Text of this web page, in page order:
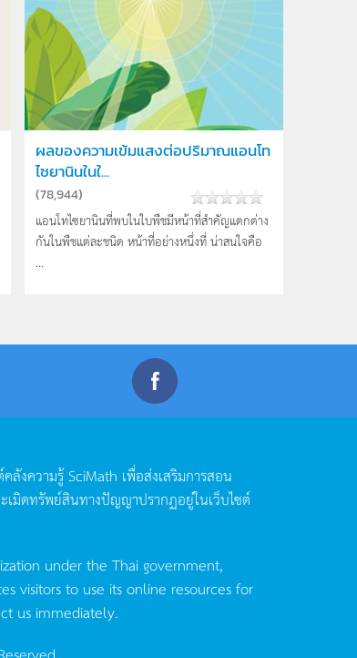
ผลของความเข้มแสงต่อปริมาณแอนโท
ไซยานินในใ...
(78,944)
แอนโทไซยานินที่พบในใบพืชมีหน้าที่สำคัญแตกต่าง
กันในพืชแต่ละชนิด หน้าที่อย่างหนึ่งที่ น่าสนใจคือ
...
ลังความรู้SciMath เพื่อส่งเสริมการสอน
เมิดทรัพย์สินทางปัญญาปรากฏอยู่ในเว็บไซต์
under the Thai government,
visitors to use its online resources for
us immediately.